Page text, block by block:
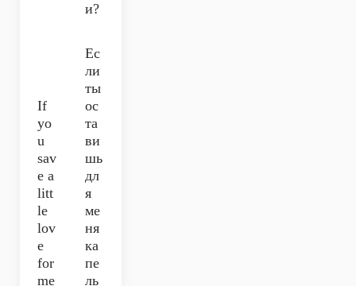
и?
If
yo
u
sav
e a
litt
le
lov
e
for
me
Ес
ли
ты
ос
та
ви
шь
дл
я
ме
ня
ка
пе
ль